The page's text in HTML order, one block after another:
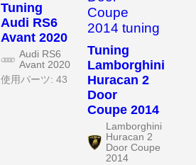
Tuning
Audi RS6
Avant 2020
Audi RS6
Avant 2020
使用パーツ: 43
Tuning
Lamborghini
Huracan 2
Door
Coupe 2014
Lamborghini
Huracan 2
Door Coupe
2014